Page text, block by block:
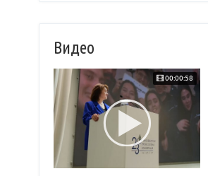
Видео
00:00:58